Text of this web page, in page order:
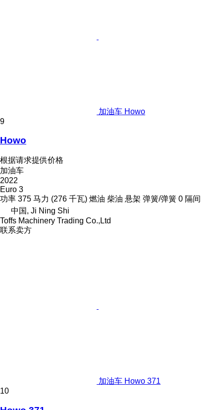
加油车 Howo
9
Howo
根据请求提供价格
加油车
2022
Euro 3
功率 375 马力 (276 千瓦) 燃油 柴油 悬架 弹簧/弹簧 0 隔间
中国, Ji Ning Shi
Toffs Machinery Trading Co.,Ltd
联系卖方
加油车 Howo 371
10